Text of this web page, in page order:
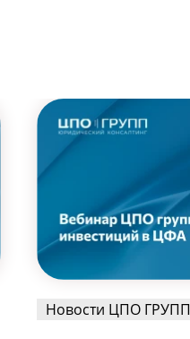
Новости ЦПО ГРУПП